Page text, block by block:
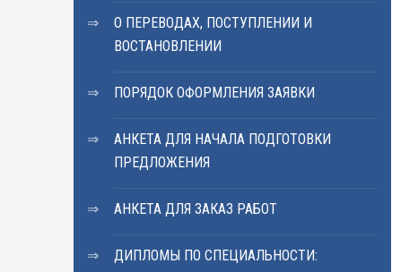
О ПЕРЕВОДАХ, ПОСТУПЛЕНИИ И
ВОСТАНОВЛЕНИИ
ПОРЯДОК ОФОРМЛЕНИЯ ЗАЯВКИ
АНКЕТА ДЛЯ НАЧАЛА ПОДГОТОВКИ
ПРЕДЛОЖЕНИЯ
АНКЕТА ДЛЯ ЗАКАЗ РАБОТ
ДИПЛОМЫ ПО СПЕЦИАЛЬНОСТИ: